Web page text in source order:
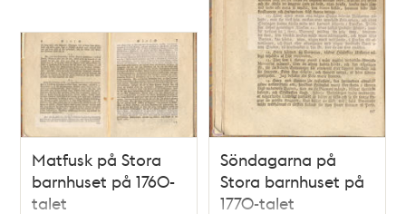
Matfusk på Stora
barnhuset på 1760-
talet
Söndagarna på
Stora barnhuset på
1770-talet